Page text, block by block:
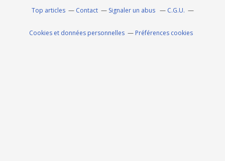
Top articles Contact Signaler un abus C.G.U.
Cookies et données personnelles Préférences cookies